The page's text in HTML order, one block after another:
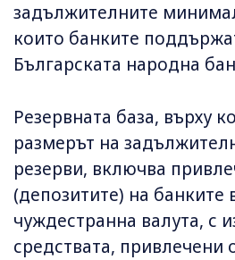
задължителните
които банките
Българската народна
Резервната база, върху
размерът на
резерви, включва
(депозитите) на банките
чуждестранна валута, с
средствата, привлечени